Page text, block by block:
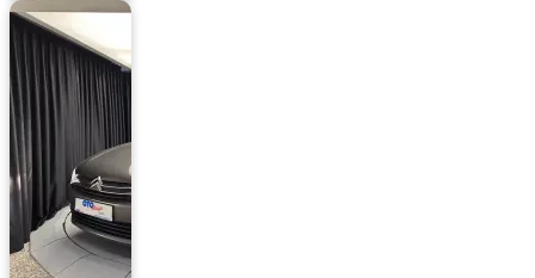
2025 | Otomatik |
Benzin | 8.500 Km
1.675.000